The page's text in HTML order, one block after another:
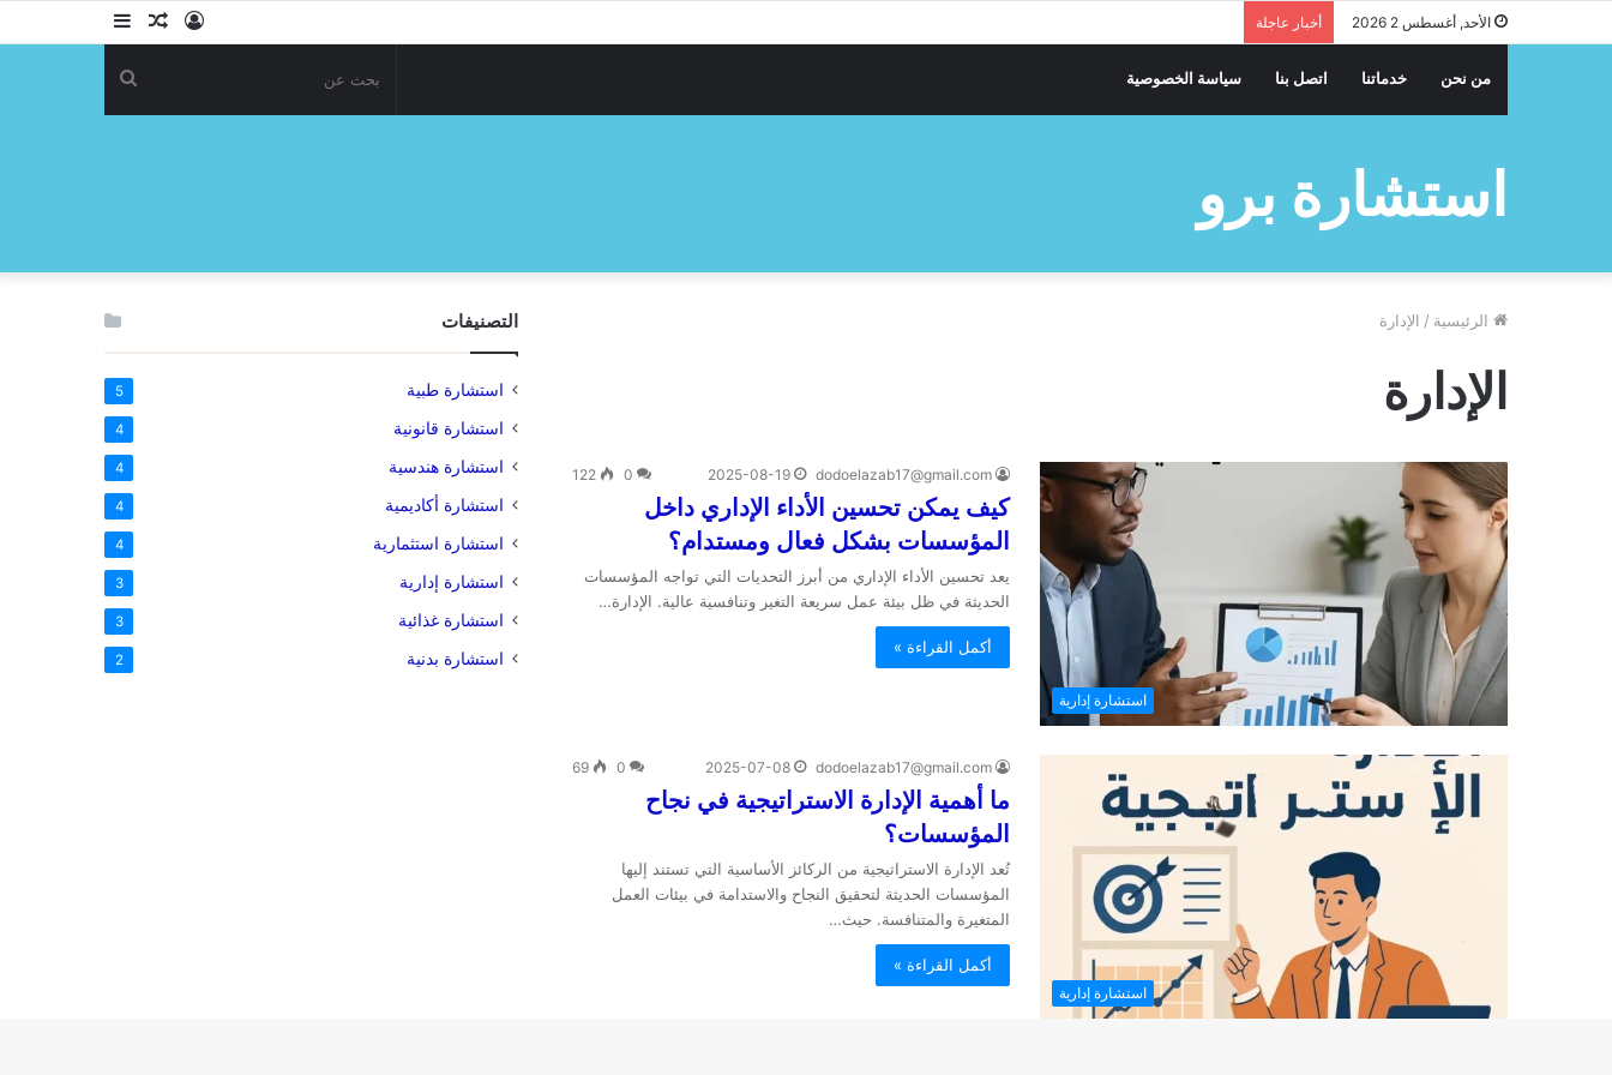
الأحد, أغسطس 2 2026 أخبار عاجلة
إضافةمقالتسجيل
من نحن خدماتنا اتصل بنا سياسة الخصوصية بحث
استشارة برو
الرئيسية / الإدارة
الإدارة
استشارة إدارية
dodoelazab17@gmail.com
2025-08-19
0
122
كيف يمكن تحسين الأداء الإداري داخل
المؤسسات بشكل فعال ومستدام؟
يعد تحسين الأداء الإداري من أبرز التحديات التي تواجه المؤسسات
الحديثة في ظل بيئة عمل سريعة التغير وتنافسية عالية. الإدارة…
أكمل القراءة »
استشارة إدارية
dodoelazab17@gmail.com
2025-07-08
0
69
ما أهمية الإدارة الاستراتيجية في نجاح
المؤسسات؟
تُعد الإدارة الاستراتيجية من الركائز الأساسية التي تستند إليها
المؤسسات الحديثة لتحقيق النجاح والاستدامة في بيئات العمل
المتغيرة والمتنافسة. حيث…
أكمل القراءة »
التصنيفات
استشارة طبية 5
استشارة قانونية 4
استشارة هندسية 4
استشارة أكاديمية 4
استشارة استثمارية 4
استشارة إدارية 3
استشارة غذائية 3
استشارة بدنية 2